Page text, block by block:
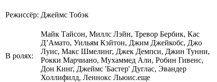
Режиссёр: Джеймс Тобэк
В ролях:
Майк Тайсон, Миллс Лэйн, Тревор Бербик, Кас
Д’Амато, Уильям Кэйтон, Джим Джейкобс, Джо
Луис, Макс Шмелинг, Джек Демпси, Джин Тунни,
Рокки Марчиано, Мухаммед Али, Робин Гивенс,
Дон Кинг, Джеймс 'Бастер' Дуглас, Эвандер
Холлифилд, Леннокс Льюис.еще